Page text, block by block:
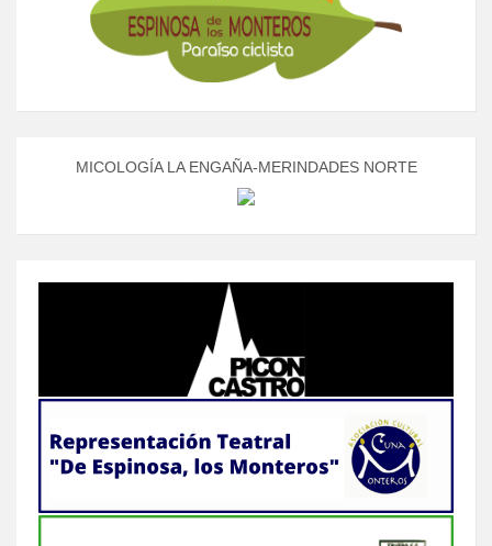
MICOLOGÍA LA ENGAÑA-MERINDADES NORTE